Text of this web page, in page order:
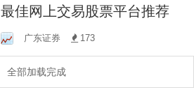
最佳网上交易股票平台推荐
广东证券 173
全部加载完成